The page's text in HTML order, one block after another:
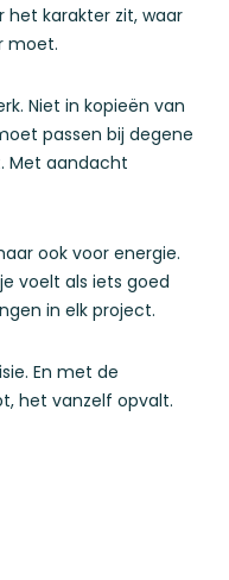
het karakter zit, waar
moet.
Niet in kopieën van
passen bij degene
Met aandacht
ook voor energie.
voelt als iets goed
in elk project.
En met de
het vanzelf opvalt.